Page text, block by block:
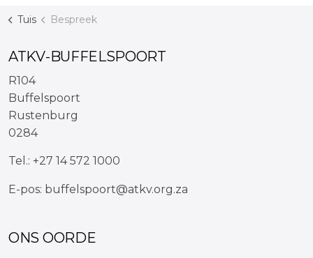
Tuis Bespreek
ATKV-BUFFELSPOORT
R104
Buffelspoort
Rustenburg
0284
Tel.: +27 14 572 1000
E-pos: buffelspoort@atkv.org.za
ONS OORDE